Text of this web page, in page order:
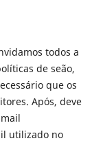
todos a
de seão,
que os
Após, deve
utilizado no